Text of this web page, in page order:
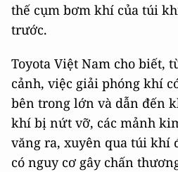
thế cụm bơm khí của túi
trước.
Toyota Việt Nam cho biết,
cảnh, việc giải phóng khí
bên trong lớn và dẫn đến
khí bị nứt vỡ, các mảnh
văng ra, xuyên qua túi khí
có nguy cơ gây chấn